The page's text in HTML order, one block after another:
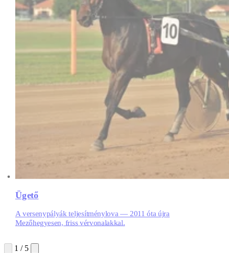
Ügető
A versenypályák teljesítménylova — 2011 óta újra
Mezőhegyesen, friss vérvonalakkal.
1 / 5